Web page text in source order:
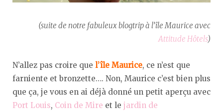
(suite de notre fabuleux blogtrip à l’île Maurice avec
Attitude Hôtels)
N’allez pas croire que l’île Maurice, ce n’est que
farniente et bronzette…. Non, Maurice c’est bien plus
que ça, je vous en ai déjà donné un petit aperçu avec
Port Louis, Coin de Mire et le jardin de